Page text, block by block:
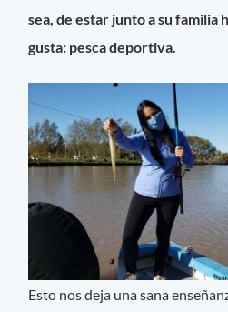
sea, de estar junto a su familia
gusta: pesca deportiva.
Esto nos deja una sana